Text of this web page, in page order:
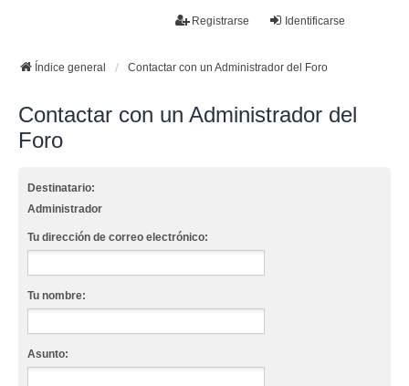
Identificarse
Registrarse
Índice general Contactar con un Administrador del Foro
Contactar con un Administrador del
Foro
Destinatario:
Administrador
Tu dirección de correo electrónico:
Tu nombre:
Asunto: